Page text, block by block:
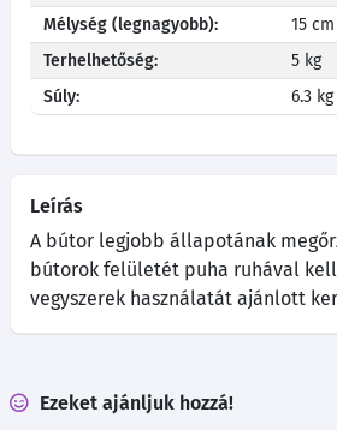
Mélység (legnagyobb):
15 cm
Terhelhetőség:
5 kg
Súly:
6.3 kg
Leírás
A bútor legjobb állapotának
bútorok felületét puha ruhával
vegyszerek használatát ajánlott
Ezeket ajánljuk hozzá!